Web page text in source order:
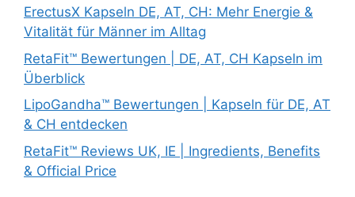
ErectusX Kapseln DE, AT, CH: Mehr Energie &
Vitalität für Männer im Alltag
RetaFit™ Bewertungen | DE, AT, CH Kapseln im
Überblick
LipoGandha™ Bewertungen | Kapseln für DE, AT
& CH entdecken
RetaFit™ Reviews UK, IE | Ingredients, Benefits
& Official Price